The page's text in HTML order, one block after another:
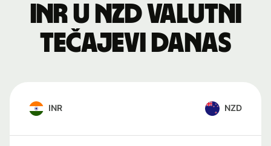
INR u NZD valutni
tečajevi danas
INR NZD